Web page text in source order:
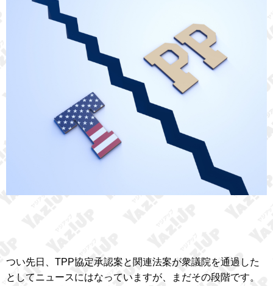
つい先日、TPP協定承認案と関連法案が衆議院を通過した
としてニュースにはなっていますが、まだその段階です。